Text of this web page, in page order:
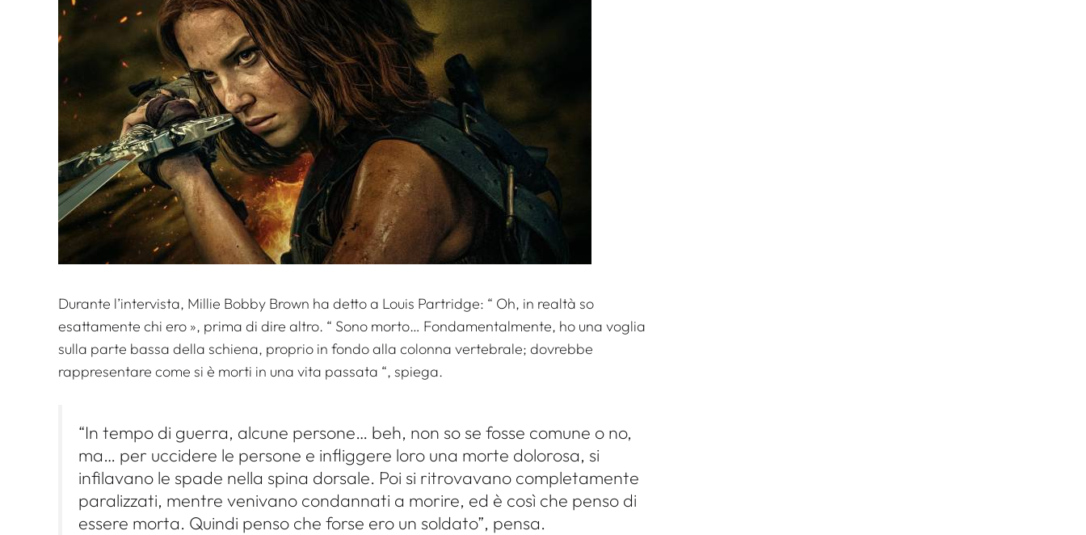
Durante l’intervista, Millie Bobby Brown ha detto a Louis Partridge: “ Oh, in realtà so
esattamente chi ero », prima di dire altro. “ Sono morto… Fondamentalmente, ho una voglia
sulla parte bassa della schiena, proprio in fondo alla colonna vertebrale; dovrebbe
rappresentare come si è morti in una vita passata “, spiega.
“In tempo di guerra, alcune persone… beh, non so se fosse comune o no,
ma… per uccidere le persone e infliggere loro una morte dolorosa, si
infilavano le spade nella spina dorsale. Poi si ritrovavano completamente
paralizzati, mentre venivano condannati a morire, ed è così che penso di
essere morta. Quindi penso che forse ero un soldato”, pensa.